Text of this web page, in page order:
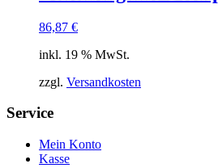
86,87 €
inkl. 19 % MwSt.
zzgl. Versandkosten
Service
Mein Konto
Kasse